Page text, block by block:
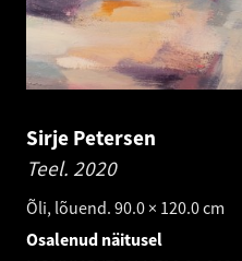
Sirje Petersen
Teel. 2020
Õli, lõuend. 90.0 × 120.0 cm
Osalenud näitusel